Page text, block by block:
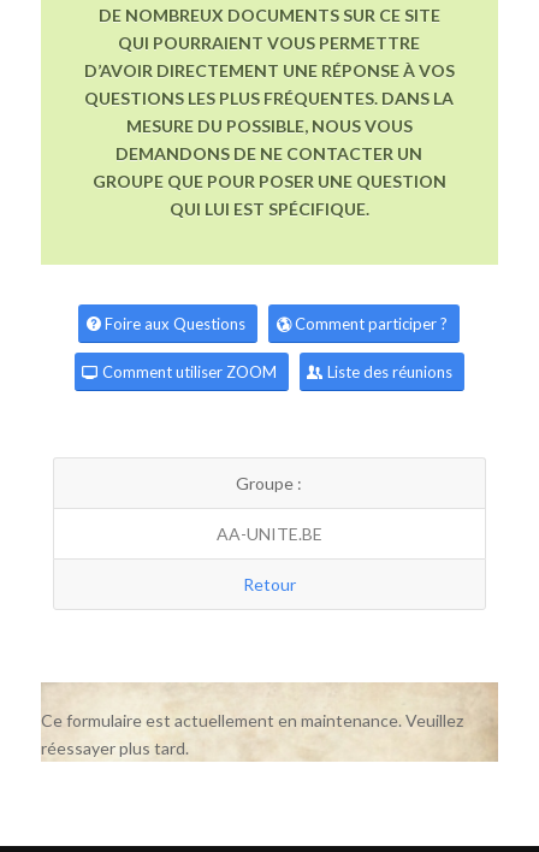
DE NOMBREUX DOCUMENTS SUR CE SITE
QUI POURRAIENT VOUS PERMETTRE
D’AVOIR DIRECTEMENT UNE RÉPONSE À VOS
QUESTIONS LES PLUS FRÉQUENTES. DANS LA
MESURE DU POSSIBLE, NOUS VOUS
DEMANDONS DE NE CONTACTER UN
GROUPE QUE POUR POSER UNE QUESTION
QUI LUI EST SPÉCIFIQUE.
Foire aux Questions Comment participer ?
Comment utiliser ZOOM Liste des réunions
Groupe :
AA-UNITE.BE
Retour
Ce formulaire est actuellement en maintenance. Veuillez
réessayer plus tard.